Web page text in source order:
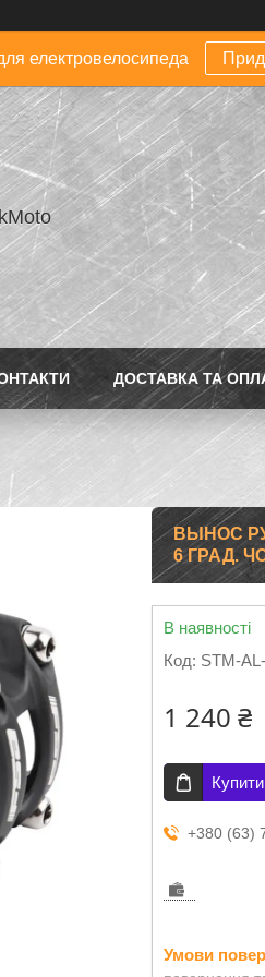
електровелосипеда
ДОСТАВКА ТА
ВЫНОС
6 ГРАД.
В наявності
Код: STM-
1 240 ₴
Купити
+380 (63)